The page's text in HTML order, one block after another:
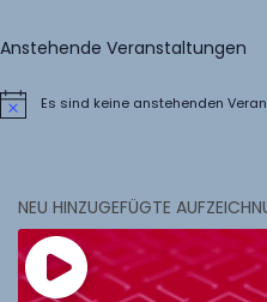
Anstehende Veranstaltungen
HinweisEs sind keine anstehenden
NEU HINZUGEFÜGTE